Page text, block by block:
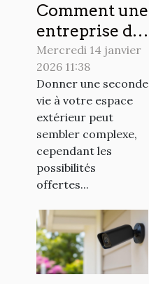
Comment une
entreprise de
maçonnerie
peut
transformer
votre espace
extérieur ?
Mercredi 14 janvier
2026 11:38
Donner une seconde
vie à votre espace
extérieur peut
sembler complexe,
cependant les
possibilités
offertes...